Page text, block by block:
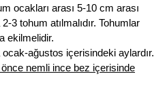
ocakları arası 5-10 cm arası
3 tohum atılmalıdır. Tohumlar
ekilmelidir.
ocak-ağustos içerisindeki aylardır.
nemli ince bez içerisinde